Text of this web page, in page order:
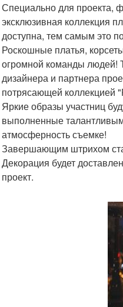
Специально для проекта,
эксклюзивная коллекция
доступна, тем самым это
Роскошные платья,
огромной команды людей!
дизайнера и партнера
потрясающей коллекцией
Яркие образы участниц
выполненные
атмосферность съемке!
Завершающим штрихом
Декорация будет
проект.